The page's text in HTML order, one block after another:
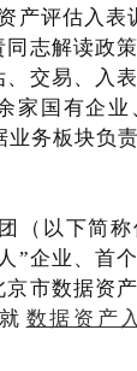
产评估入表
志解读政
交易、入
家国有企
业务板块负
（以下简
”企业、首
市数据资
数据资产